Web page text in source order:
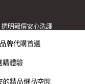
明報價安心洗護